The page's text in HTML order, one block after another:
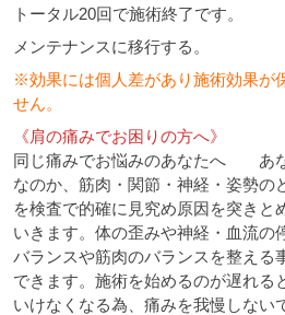
トータル20回で施術終了です。
メンテナンスに移行する。
※効果には個人差があり施術効果が
せん。
《肩の痛みでお困りの方へ》
同じ痛みでお悩みのあなたへ あ
なのか、筋肉・関節・神経・姿勢の
を検査で的確に見究め原因を突きと
いきます。体の歪みや神経・血流の
バランスや筋肉のバランスを整える
できます。施術を始めるのが遅れる
いけなくなる為、痛みを我慢しない